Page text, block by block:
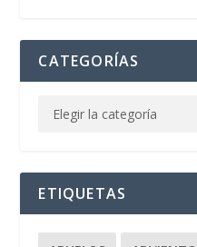
CATEGORÍAS
ETIQUETAS